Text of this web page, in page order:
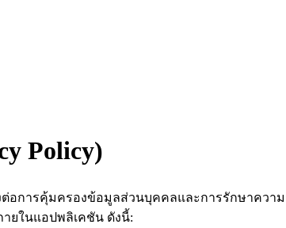
Policy)
อการคุ้มครองข้อมูลส่วนบุคคลและการรักษาควา
ายในแอปพลิเคชัน ดังนี้: